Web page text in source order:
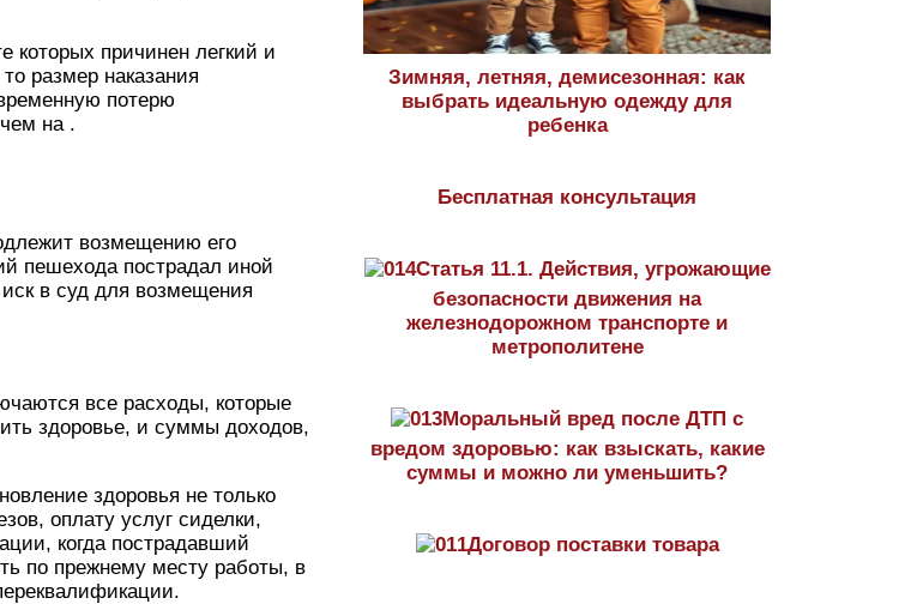
которых причинен легкий и
размер наказания
потерю
на .
возмещению его
пешехода пострадал иной
в суд для возмещения
все расходы, которые
здоровье, и суммы доходов,
здоровья не только
оплату услуг сиделки,
когда пострадавший
по прежнему месту работы, в
Зимняя, летняя, демисезонная: как
выбрать идеальную одежду для
ребенка
Бесплатная консультация
Статья 11.1. Действия, угрожающие
безопасности движения на
железнодорожном транспорте и
метрополитене
Моральный вред после ДТП с
вредом здоровью: как взыскать, какие
суммы и можно ли уменьшить?
Договор поставки товара